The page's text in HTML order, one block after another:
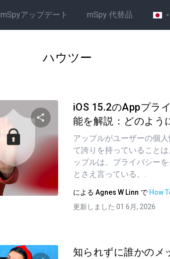
mSpyアップデート mSpy 代替品
ハウツー
この記事を共有する
iOS 15.2のAppプラ
能を解説：どのよう
アップルがユーザーの個
て誇りを持っていること
ップルは、プライバシー
とさえ言っている。.
による Agnes W Linn で How
更新しました 01 6月, 2026
知られずに誰かのメ